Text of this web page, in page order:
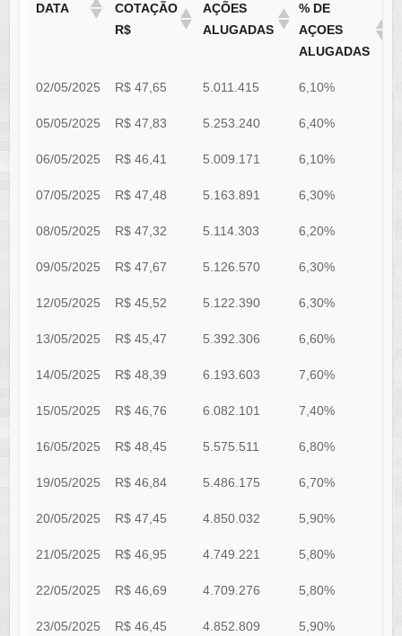
DATA
COTAÇÃO
R$
AÇÕES
ALUGADAS
% DE
AÇOES
ALUGADAS
02/05/2025 R$ 47,65 5.011.415 6,10%
05/05/2025 R$ 47,83 5.253.240 6,40%
06/05/2025 R$ 46,41 5.009.171 6,10%
07/05/2025 R$ 47,48 5.163.891 6,30%
08/05/2025 R$ 47,32 5.114.303 6,20%
09/05/2025 R$ 47,67 5.126.570 6,30%
12/05/2025 R$ 45,52 5.122.390 6,30%
13/05/2025 R$ 45,47 5.392.306 6,60%
14/05/2025 R$ 48,39 6.193.603 7,60%
15/05/2025 R$ 46,76 6.082.101 7,40%
16/05/2025 R$ 48,45 5.575.511 6,80%
19/05/2025 R$ 46,84 5.486.175 6,70%
20/05/2025 R$ 47,45 4.850.032 5,90%
21/05/2025 R$ 46,95 4.749.221 5,80%
22/05/2025 R$ 46,69 4.709.276 5,80%
23/05/2025 R$ 46,45 4.852.809 5,90%